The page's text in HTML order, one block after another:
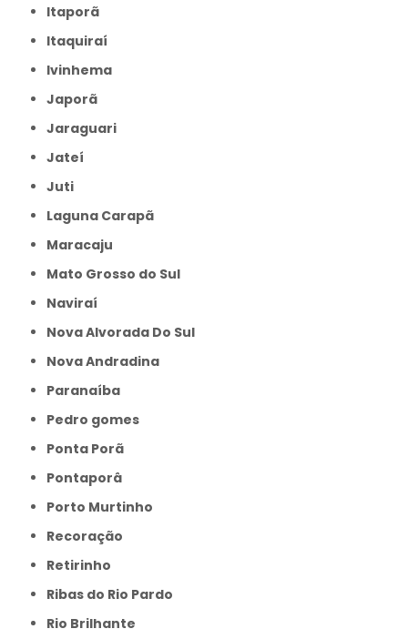
Itaporã
Itaquiraí
Ivinhema
Japorã
Jaraguari
Jateí
Juti
Laguna Carapã
Maracaju
Mato Grosso do Sul
Naviraí
Nova Alvorada Do Sul
Nova Andradina
Paranaíba
Pedro gomes
Ponta Porã
Pontaporâ
Porto Murtinho
Recoração
Retirinho
Ribas do Rio Pardo
Rio Brilhante